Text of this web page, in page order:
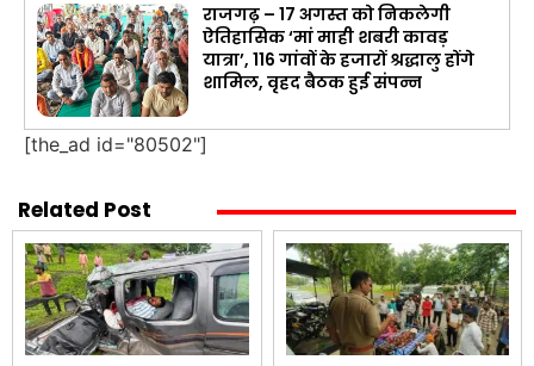
राजगढ़ – 17 अगस्त को निकलेगी
ऐतिहासिक ‘मां माही शबरी कावड़
यात्रा’, 116 गांवों के हजारों श्रद्धालु होंगे
शामिल, वृहद बैठक हुई संपन्न
[the_ad id="80502"]
Related Post